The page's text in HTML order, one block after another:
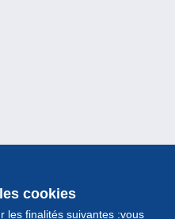
cookies
les finalités suivantes :vous